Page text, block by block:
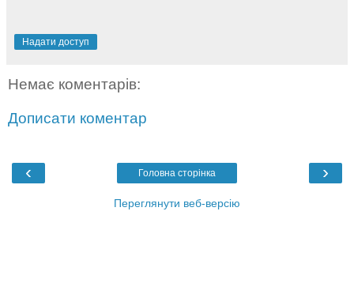
Надати доступ
Немає коментарів:
Дописати коментар
‹ ›
Головна сторінка
Переглянути веб-версію